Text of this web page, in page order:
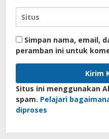
Simpan nama, email,
peramban ini untuk
Situs ini menggunakan
spam. Pelajari
diproses